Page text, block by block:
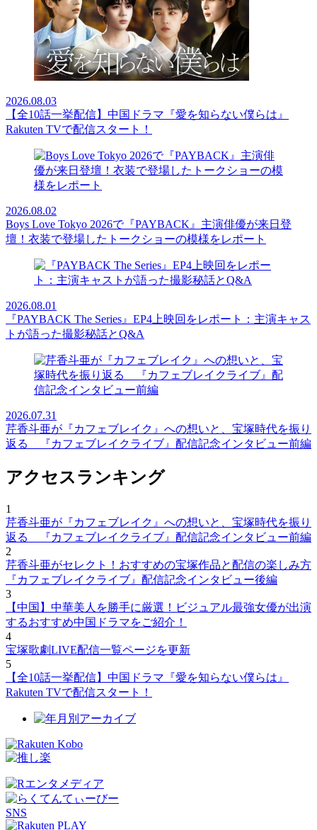
2026.08.03
【全10話一挙配信】中国ドラマ『愛を知らない僕らは』
Rakuten TVで配信スタート！
2026.08.02
Boys Love Tokyo 2026で『PAYBACK』主演俳優が来日登
壇！衣装で登場したトークショーの模様をレポート
2026.08.01
『PAYBACK The Series』EP4上映回をレポート：主演キャス
トが語った撮影秘話とQ&A
2026.07.31
芹香斗亜が『カフェブレイク』への想いと、宝塚時代を振り
返る 『カフェブレイクライブ』配信記念インタビュー前編
アクセスランキング
1
芹香斗亜が『カフェブレイク』への想いと、宝塚時代を振り
返る 『カフェブレイクライブ』配信記念インタビュー前編
2
芹香斗亜がセレクト！おすすめの宝塚作品と配信の楽しみ方
『カフェブレイクライブ』配信記念インタビュー後編
3
【中国】中華美人を勝手に厳選！ビジュアル最強女優が出演
するおすすめ中国ドラマをご紹介！
4
宝塚歌劇LIVE配信一覧ページを更新
5
【全10話一挙配信】中国ドラマ『愛を知らない僕らは』
Rakuten TVで配信スタート！
SNS